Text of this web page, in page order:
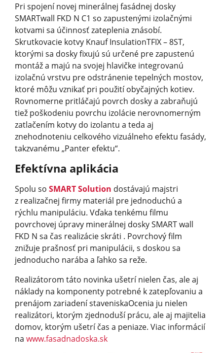
Pri spojení novej minerálnej fasádnej dosky
SMARTwall FKD N C1 so zapustenými izolačnými
kotvami sa účinnosť zateplenia znásobí.
Skrutkovacie kotvy Knauf InsulationTFIX – 8ST,
ktorými sa dosky fixujú sú určené pre zapustenú
montáž a majú na svojej hlavičke integrovanú
izolačnú vrstvu pre odstránenie tepelných mostov,
ktoré môžu vznikať pri použití obyčajných kotiev.
Rovnomerne pritláčajú povrch dosky a zabraňujú
tiež poškodeniu povrchu izolácie nerovnomerným
zatlačením kotvy do izolantu a teda aj
znehodnoteniu celkového vizuálneho efektu fasády,
takzvanému „Panter efektu“.
Efektívna aplikácia
Spolu so SMART Solution dostávajú majstri
z realizačnej firmy materiál pre jednoduchú a
rýchlu manipuláciu. Vďaka tenkému filmu
povrchovej úpravy minerálnej dosky SMART wall
FKD N sa čas realizácie skráti . Povrchový film
znižuje prašnosť pri manipulácii, s doskou sa
jednoducho narába a ľahko sa reže.
Realizátorom táto novinka ušetrí nielen čas, ale aj
náklady na komponenty potrebné k zatepľovaniu a
prenájom zariadení staveniskaOcenia ju nielen
realizátori, ktorým zjednoduší prácu, ale aj majitelia
domov, ktorým ušetrí čas a peniaze. Viac informácií
na www.fasadnadoska.sk